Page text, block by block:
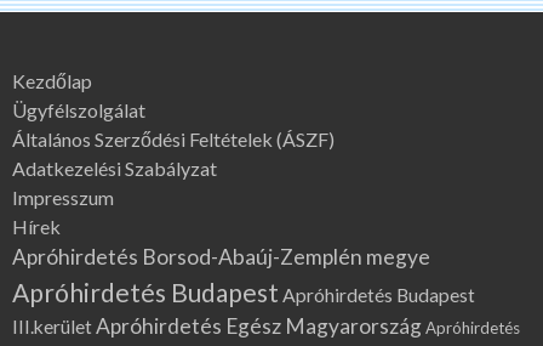
Kezdőlap
Ügyfélszolgálat
Általános Szerződési Feltételek (ÁSZF)
Adatkezelési Szabályzat
Impresszum
Hírek
Apróhirdetés Borsod-Abaúj-Zemplén megye
Apróhirdetés Budapest Apróhirdetés Budapest
III.kerületApróhirdetés Egész MagyarországApróhirdetés